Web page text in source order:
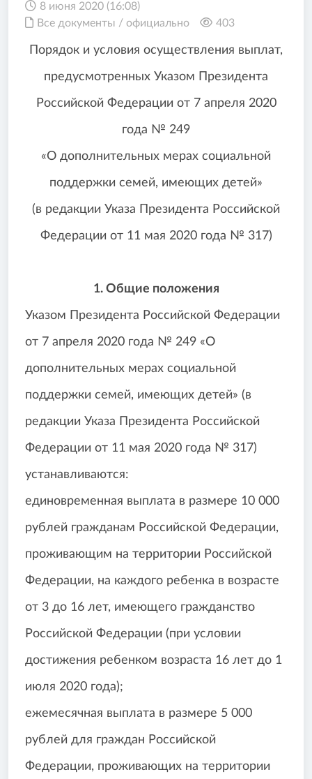
8 июня 2020 (16:08)
Все документы / официально 403
Порядок и условия осуществления выплат,
предусмотренных Указом Президента
Российской Федерации от 7 апреля 2020
года № 249
«О дополнительных мерах социальной
поддержки семей, имеющих детей»
(в редакции Указа Президента Российской
Федерации от 11 мая 2020 года № 317)
1. Общие положения
Указом Президента Российской Федерации
от 7 апреля 2020 года № 249 «О
дополнительных мерах социальной
поддержки семей, имеющих детей» (в
редакции Указа Президента Российской
Федерации от 11 мая 2020 года № 317)
устанавливаются:
единовременная выплата в размере 10 000
рублей гражданам Российской Федерации,
проживающим на территории Российской
Федерации, на каждого ребенка в возрасте
от 3 до 16 лет, имеющего гражданство
Российской Федерации (при условии
достижения ребенком возраста 16 лет до 1
июля 2020 года);
ежемесячная выплата в размере 5 000
рублей для граждан Российской
Федерации, проживающих на территории